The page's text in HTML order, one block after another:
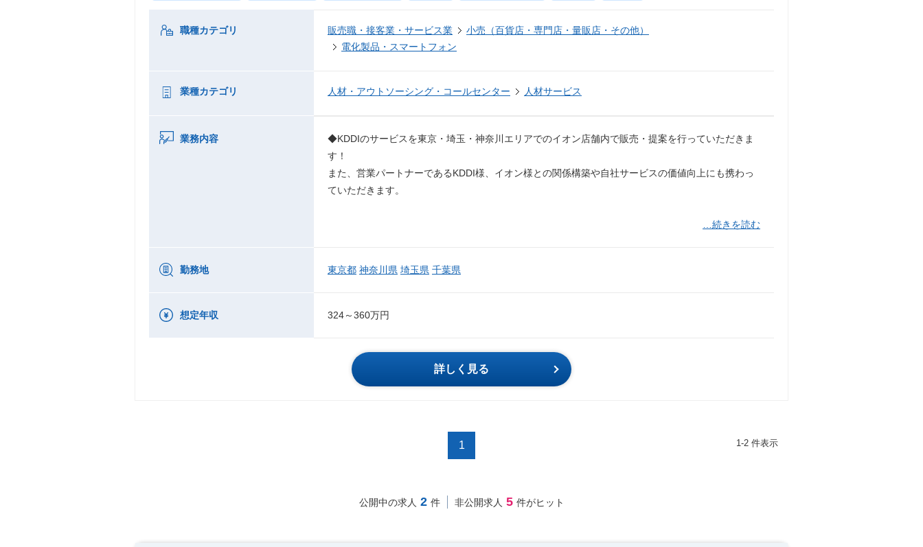
職種カテゴリ 販売職・接客業・サービス業
小売（百貨店・専門店・量販店・その他）
電化製品・スマートフォン
業種カテゴリ 人材・アウトソーシング・コールセンター 人材サービス
業務内容
◆KDDIのサービスを東京・埼玉・神奈川エリアでのイオン店舗内で販売・提案を行っていただきま
す！
また、営業パートナーであるKDDI様、イオン様との関係構築や自社サービスの価値向上にも携わっ
ていただきます。
…続きを読む
勤務地 東京都 神奈川県 埼玉県 千葉県
想定年収 324～360万円
詳しく見る
1 1-2 件表示
公開中の求人 2 件 非公開求人 5 件がヒット